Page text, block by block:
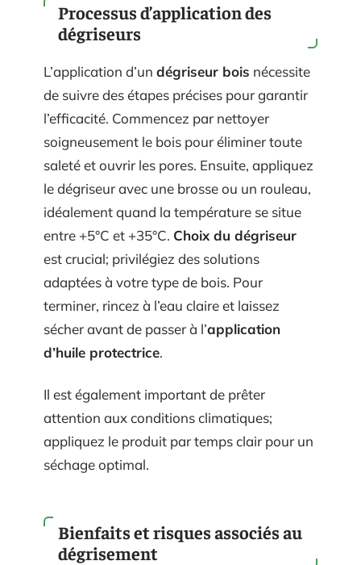
Processus d’application des
dégriseurs
L’application d’un dégriseur bois nécessite
de suivre des étapes précises pour garantir
l’efficacité. Commencez par nettoyer
soigneusement le bois pour éliminer toute
saleté et ouvrir les pores. Ensuite, appliquez
le dégriseur avec une brosse ou un rouleau,
idéalement quand la température se situe
entre +5°C et +35°C. Choix du dégriseur
est crucial; privilégiez des solutions
adaptées à votre type de bois. Pour
terminer, rincez à l’eau claire et laissez
sécher avant de passer à l’application
d’huile protectrice.
Il est également important de prêter
attention aux conditions climatiques;
appliquez le produit par temps clair pour un
séchage optimal.
Bienfaits et risques associés au
dégrisement